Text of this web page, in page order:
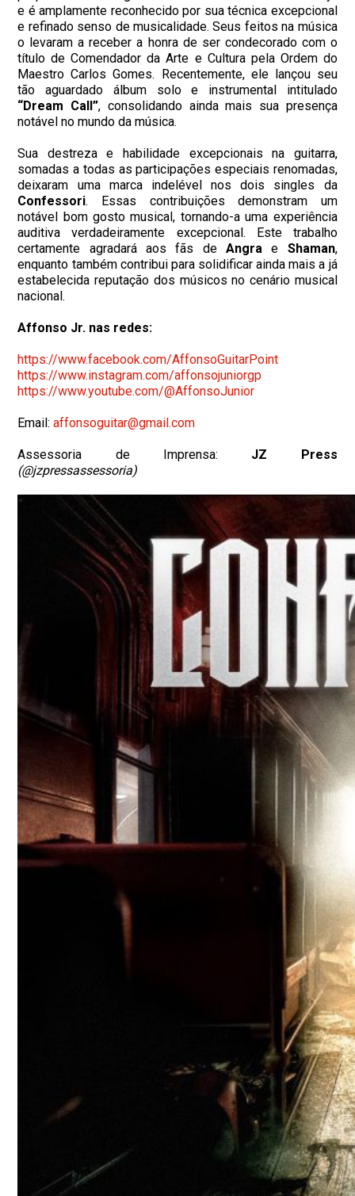
e é amplamente reconhecido por sua técnica excepcional
e refinado senso de musicalidade. Seus feitos na música
o levaram a receber a honra de ser condecorado com o
título de Comendador da Arte e Cultura pela Ordem do
Maestro Carlos Gomes. Recentemente, ele lançou seu
tão aguardado álbum solo e instrumental intitulado
“Dream Call”, consolidando ainda mais sua presença
notável no mundo da música.
Sua destreza e habilidade excepcionais na guitarra,
somadas a todas as participações especiais renomadas,
deixaram uma marca indelével nos dois singles da
Confessori. Essas contribuições demonstram um
notável bom gosto musical, tornando-a uma experiência
auditiva verdadeiramente excepcional. Este trabalho
certamente agradará aos fãs de Angrae Shaman,
enquanto também contribui para solidificar ainda mais a já
estabelecida reputação dos músicos no cenário musical
nacional.
Affonso Jr. nas redes:
https://www.facebook.com/AffonsoGuitarPoint
https://www.instagram.com/affonsojuniorgp
https://www.youtube.com/@AffonsoJunior
Email:affonsoguitar@gmail.com
Assessoria de Imprensa: JZ Press
(@jzpressassessoria)